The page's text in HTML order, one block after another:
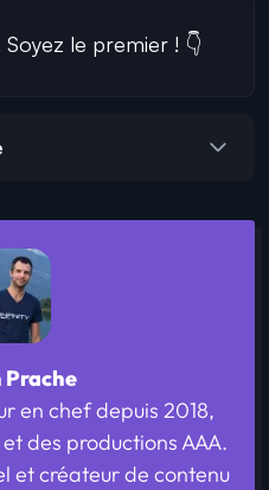
le premier ! 👇
en chef depuis 2018,
des productions AAA.
et créateur de contenu